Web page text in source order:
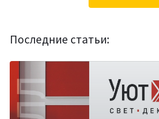
Последние статьи: